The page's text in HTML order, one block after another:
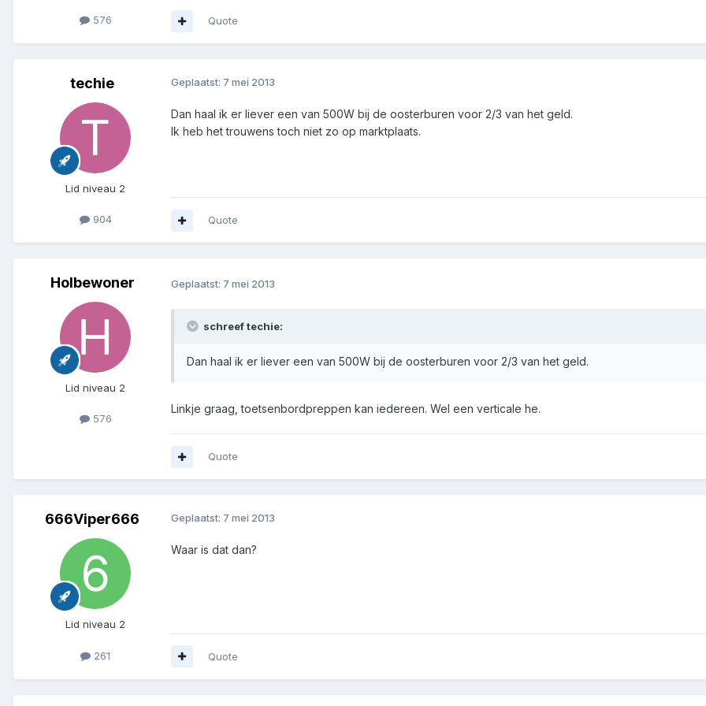
576 Quote
techie
Lid niveau 2
904
Geplaatst: 7 mei 2013
Dan haal ik er liever een van 500W bij de oosterburen voor 2/3 van het geld.
Ik heb het trouwens toch niet zo op marktplaats.
Quote
Holbewoner
Lid niveau 2
576
Geplaatst: 7 mei 2013
schreef techie:
Dan haal ik er liever een van 500W bij de oosterburen voor 2/3 van het geld.
Linkje graag, toetsenbordpreppen kan iedereen. Wel een verticale he.
Quote
666Viper666
Lid niveau 2
261
Geplaatst: 7 mei 2013
Waar is dat dan?
Quote